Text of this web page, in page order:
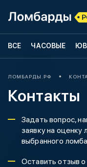
ВСЕ ЧАСОВЫЕ
ЛОМБАРДЫ.РФ
Контакты
Задать вопрос,
заявку на
выбранного
Оставить отзыв